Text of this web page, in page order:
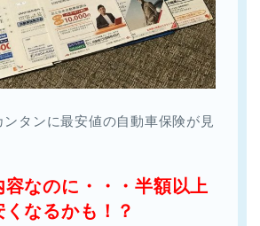
ンタンに最安値の自動車保険が見
容なのに・・・半額以上
くなるかも！？